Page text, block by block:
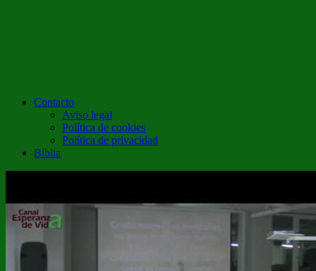
Contacto
Aviso legal
Política de cookies
Política de privacidad
Biblia